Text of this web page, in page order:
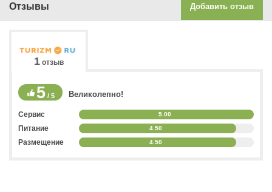
Отзывы Добавить отзыв
1отзыв
5 / 5 Великолепно!
Сервис 5.00
Питание 4.50
Размещение 4.50